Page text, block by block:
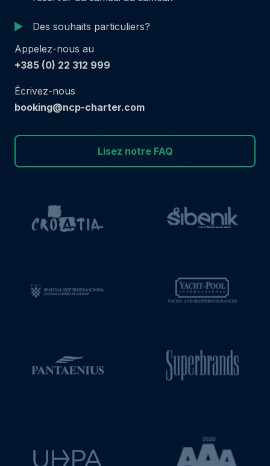
Des souhaits particuliers?
Appelez-nous au
+385 (0) 22 312 999
Écrivez-nous
booking@ncp-charter.com
Lisez notre FAQ